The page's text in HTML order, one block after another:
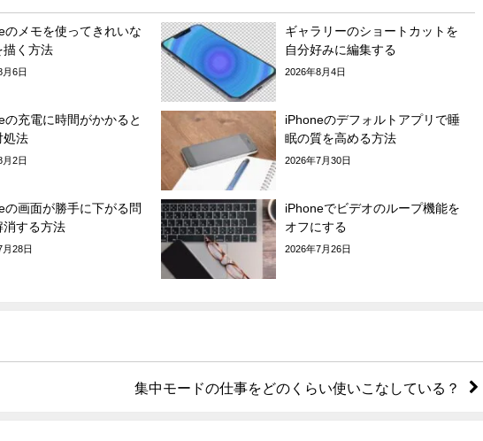
のメモを使ってきれいな
描く方法
6日
ギャラリーのショートカットを
自分好みに編集する
2026年8月4日
の充電に時間がかかると
処法
2日
iPhoneのデフォルトアプリで睡
眠の質を高める方法
2026年7月30日
の画面が勝手に下がる問
消する方法
28日
iPhoneでビデオのループ機能を
オフにする
2026年7月26日
集中モードの仕事をどのくらい使いこなしている？